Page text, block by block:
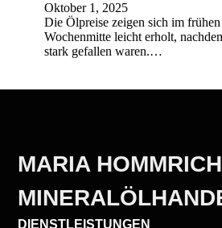
Oktober 1, 2025
Die Ölpreise zeigen sich im
Wochenmitte leicht erholt,
stark gefallen waren.…
MARIA HOMMRICH
DIENSTLEISTUNGEN